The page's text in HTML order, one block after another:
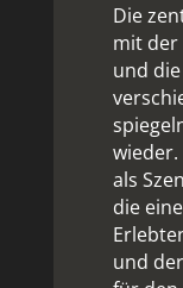
Die
mit der
und
als
die
und